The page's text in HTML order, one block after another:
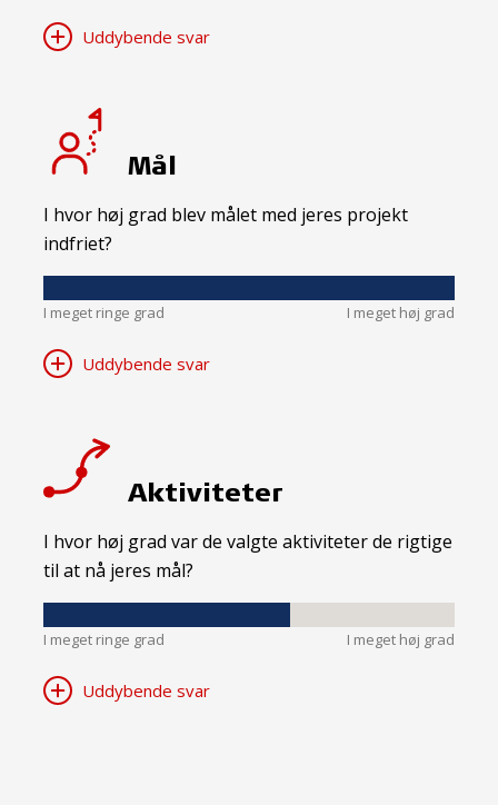
Uddybende svar
Mål
I hvor høj grad blev målet med jeres projekt
indfriet?
I meget ringe grad I meget høj grad
Uddybende svar
Aktiviteter
I hvor høj grad var de valgte aktiviteter de rigtige
til at nå jeres mål?
I meget ringe grad I meget høj grad
Uddybende svar